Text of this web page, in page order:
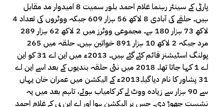
پارٹی کے سینئر رہنما غلام احمد بلور سمیت 8 امیدوار مد مقابل
ہیں۔ حلقے کی آبادی 8 لاکھ 56 ہزار 609 جبکہ ووٹروں کی تعداد 4
لاکھ 73 ہزار 180 ہے۔ مجموعی ووٹرز میں 2 لاکھ 62 ہزار 289
مرد جبکہ 2 لاکھ 10 ہزار 891 خواتین ہیں۔ حلقہ میں 265
پولنگ اسٹیشنز قائم کئے گئے ہیں۔ 2013ء میں این اے 31 کو این
اے 1 کہا جاتا تھا۔ 2018 میں نئی حلقہ بندیوں کے بعد اسے این اے
31 پشاور کا نام دیا گیا۔2013ء کے الیکشن میں عمران خان یہاں
سے 90 ہزار سے زیادہ ووٹ لے کر کامیاب ہوئے، تاہم بعد میں یہ
نشست چھوڑ دی۔ جس پر الیکشن ہوا اور اے این پی کے غلام احمد